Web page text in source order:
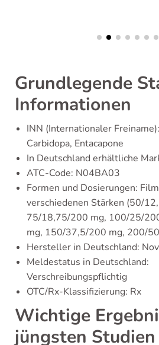
Grundlegende
Informationen
INN (Internationaler
Carbidopa, Entacapone
In Deutschland erhältliche
ATC-Code: N04BA03
Formen und Dosierungen:
verschiedenen Stärken (50/
75/18,75/200 mg, 100/25/
mg, 150/37,5/200 mg, 200/
Hersteller in Deutschland:
Meldestatus in Deutschland:
Verschreibungspflichtig
OTC/Rx-Klassifizierung: Rx
Wichtige
jüngsten Studien